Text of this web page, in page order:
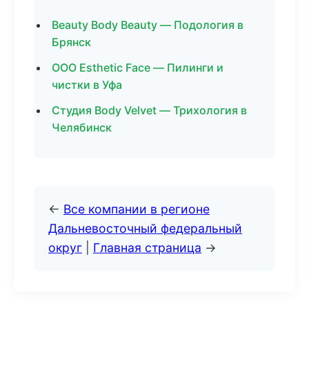
Beauty Body Beauty — Подология в
Брянск
ООО Esthetic Face — Пилинги и
чистки в Уфа
Студия Body Velvet — Трихология в
Челябинск
← Все компании в регионе
Дальневосточный федеральный
округ
Главная страница →